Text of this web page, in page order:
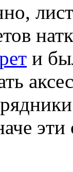
и
эти